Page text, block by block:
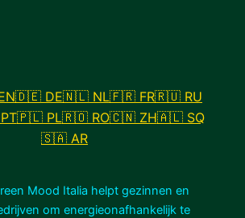
🇩🇪 DE🇳🇱 NL🇫🇷 FR🇷🇺 RU
🇵🇱 PL🇷🇴 RO🇨🇳 ZH🇦🇱 SQ
🇸🇦 AR
Mood Italia helpt gezinnen en
om energieonafhankelijk te